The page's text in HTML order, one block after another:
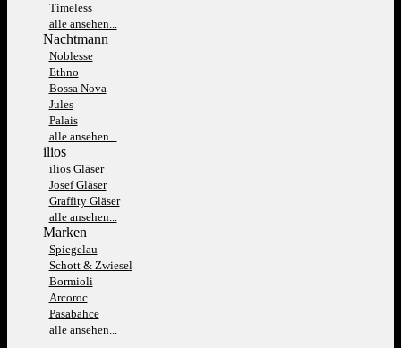
Timeless
alle ansehen...
Nachtmann
Noblesse
Ethno
Bossa Nova
Jules
Palais
alle ansehen...
ilios
ilios Gläser
Josef Gläser
Graffity Gläser
alle ansehen...
Marken
Spiegelau
Schott & Zwiesel
Bormioli
Arcoroc
Pasabahce
alle ansehen...